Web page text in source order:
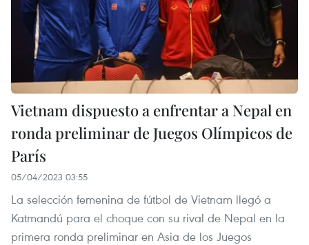
Vietnam dispuesto a enfrentar a Nepal en
ronda preliminar de Juegos Olímpicos de
París
05/04/2023 03:55
La selección femenina de fútbol de Vietnam llegó a
Katmandú para el choque con su rival de Nepal en la
primera ronda preliminar en Asia de los Juegos